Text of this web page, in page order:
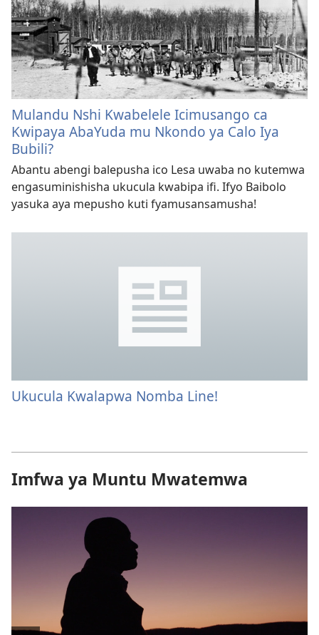
Mulandu Nshi Kwabelele Icimusango ca
Kwipaya AbaYuda mu Nkondo ya Calo Iya
Bubili?
Abantu abengi balepusha ico Lesa uwaba no kutemwa
engasuminishisha ukucula kwabipa ifi. Ifyo Baibolo
yasuka aya mepusho kuti fyamusansamusha!
Ukucula Kwalapwa Nomba Line!
Imfwa ya Muntu Mwatemwa